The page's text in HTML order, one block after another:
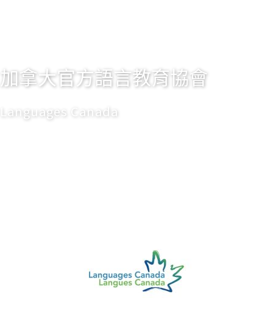
加拿大官方語言教育協會
Languages Canada